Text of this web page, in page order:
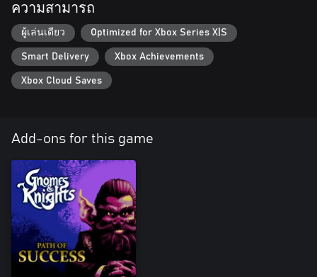
ความสามารถ
ผู้เล่นเดียว Optimized for Xbox Series X|S
Smart Delivery Xbox Achievements
Xbox Cloud Saves
Add-ons for this game